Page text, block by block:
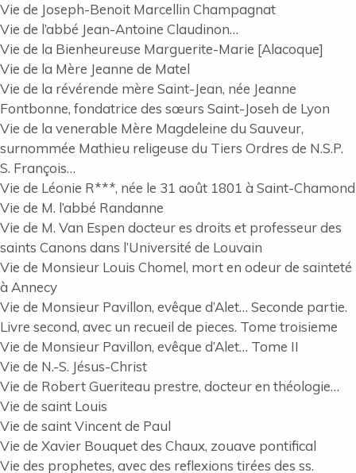
Vie de Joseph-Benoit Marcellin Champagnat
Vie de l’abbé Jean-Antoine Claudinon…
Vie de la Bienheureuse Marguerite-Marie [Alacoque]
Vie de la Mère Jeanne de Matel
Vie de la révérende mère Saint-Jean, née Jeanne
Fontbonne, fondatrice des sœurs Saint-Joseh de Lyon
Vie de la venerable Mère Magdeleine du Sauveur,
surnommée Mathieu religeuse du Tiers Ordres de N.S.P.
S. François…
Vie de Léonie R***, née le 31 août 1801 à Saint-Chamond
Vie de M. l’abbé Randanne
Vie de M. Van Espen docteur es droits et professeur des
saints Canons dans l’Université de Louvain
Vie de Monsieur Louis Chomel, mort en odeur de sainteté
à Annecy
Vie de Monsieur Pavillon, evêque d’Alet… Seconde partie.
Livre second, avec un recueil de pieces. Tome troisieme
Vie de Monsieur Pavillon, evêque d’Alet… Tome II
Vie de N.-S. Jésus-Christ
Vie de Robert Gueriteau prestre, docteur en théologie…
Vie de saint Louis
Vie de saint Vincent de Paul
Vie de Xavier Bouquet des Chaux, zouave pontifical
Vie des prophetes, avec des reflexions tirées des ss.